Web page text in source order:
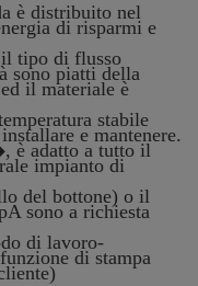
è distribuito nel
di risparmi e
tipo di flusso
sono piatti della
il materiale è
stabile
e mantenere.
è adatto a tutto il
impianto di
del bottone) o il
sono a richiesta
di lavoro-
di stampa